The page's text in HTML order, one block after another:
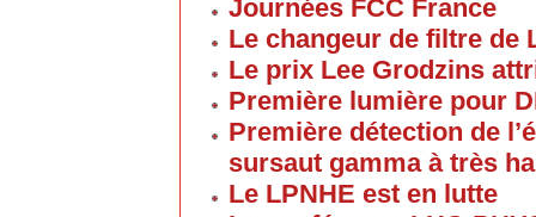
Journées FCC France
Le changeur de filtre de
Le prix Lee Grodzins
Première lumière pour
Première détection de
sursaut gamma à très
Le LPNHE est en lutte